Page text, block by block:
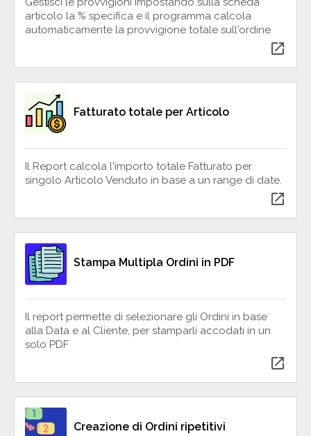
articolo la % specifica e il programma calcola
automaticamente la provvigione totale sull'ordine
open_in_new
Fatturato totale per Articolo
Il Report calcola l'importo totale Fatturato per
singolo Articolo Venduto in base a un range di date.
open_in_new
Stampa Multipla Ordini in PDF
Il report permette di selezionare gli Ordini in base
alla Data e al Cliente, per stamparli accodati in un
solo PDF
open_in_new
Creazione di Ordini ripetitivi